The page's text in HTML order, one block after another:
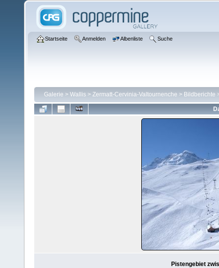
Startseite Anmelden Albenliste Suche
Galerie > Wallis > Zermatt-Cervinia-Valtournenche > Bildberichte
Pistengebiet